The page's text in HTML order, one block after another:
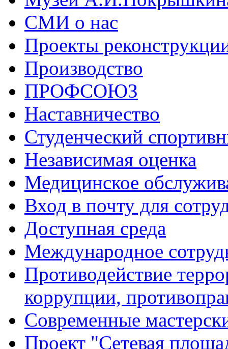
СМИ о нас
Проекты
Производство
ПРОФСОЮЗ
Наставничество
Студенческий
Независимая оценка
Медицинское
Вход в почту для
Доступная среда
Международное
Противодействие
коррупции,
Современные
Проект "Сетевая